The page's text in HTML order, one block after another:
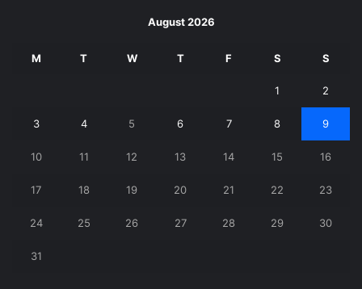
August 2026
M T W T F S S
1 2
3 4 5 6 7 8 9
10 11 12 13 14 15 16
17 18 19 20 21 22 23
24 25 26 27 28 29 30
31